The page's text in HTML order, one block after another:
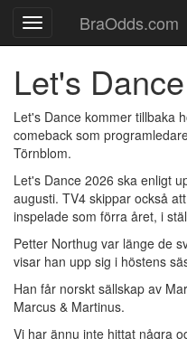
Toggle
navigation
BraOdds.com
Let's
Let's Dance kommer tillbaka
comeback som
Törnblom.
Let's Dance 2026 ska enligt
augusti. TV4 skippar också
inspelade som förra året, i
Petter Northug var länge de
visar han upp sig i höstens
Han får norskt sällskap av
Marcus & Martinus.
Vi har ännu inte hittat några